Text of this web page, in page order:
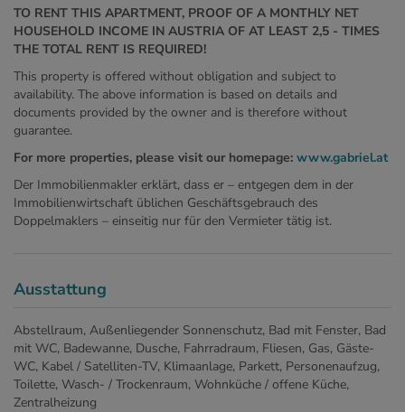
TO RENT THIS APARTMENT, PROOF OF A MONTHLY NET
HOUSEHOLD INCOME IN AUSTRIA OF AT LEAST 2,5 - TIMES
THE TOTAL RENT IS REQUIRED!
This property is offered without obligation and subject to
availability. The above information is based on details and
documents provided by the owner and is therefore without
guarantee.
For more properties, please visit our homepage: www.gabriel.at
Der Immobilienmakler erklärt, dass er – entgegen dem in der
Immobilienwirtschaft üblichen Geschäftsgebrauch des
Doppelmaklers – einseitig nur für den Vermieter tätig ist.
Ausstattung
Abstellraum Außenliegender Sonnenschutz Bad mit Fenster Bad
mit WC Badewanne Dusche Fahrradraum Fliesen Gas Gäste-
WC Kabel / Satelliten-TV Klimaanlage Parkett Personenaufzug
Toilette Wasch- / Trockenraum Wohnküche / offene Küche
Zentralheizung